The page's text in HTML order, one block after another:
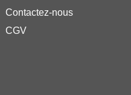
Contactez-nous
CGV